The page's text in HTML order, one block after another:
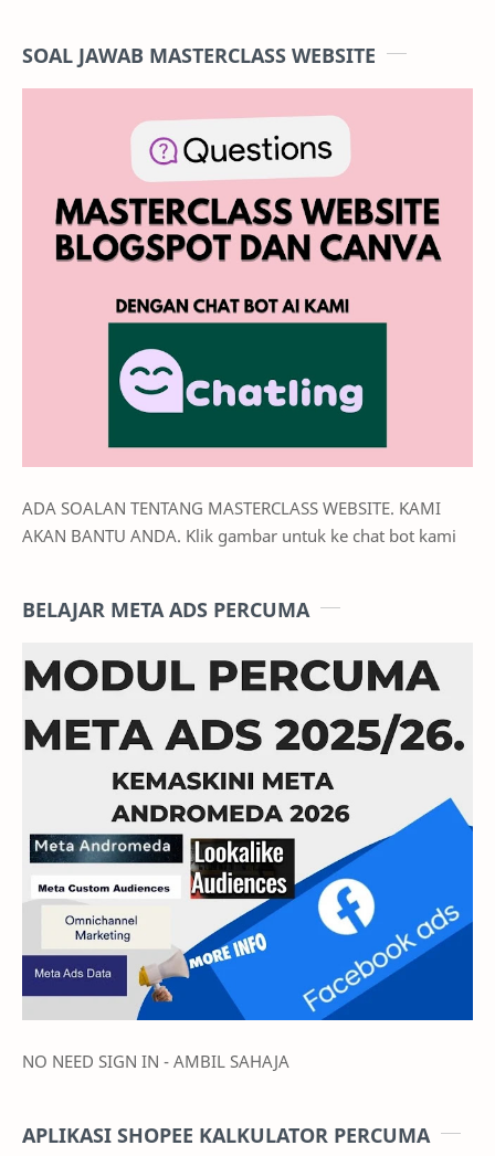
SOAL JAWAB MASTERCLASS WEBSITE
ADA SOALAN TENTANG MASTERCLASS WEBSITE. KAMI
AKAN BANTU ANDA. Klik gambar untuk ke chat bot kami
BELAJAR META ADS PERCUMA
NO NEED SIGN IN - AMBIL SAHAJA
APLIKASI SHOPEE KALKULATOR PERCUMA